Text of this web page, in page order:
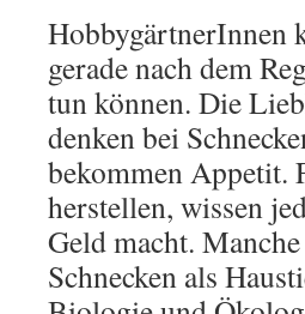
HobbygärtnerInnen
gerade nach dem
tun können. Die
denken bei
bekommen Appetit.
herstellen, wissen
Geld macht.
Schnecken als